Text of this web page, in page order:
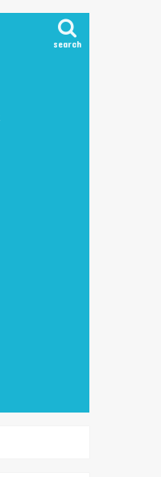
search